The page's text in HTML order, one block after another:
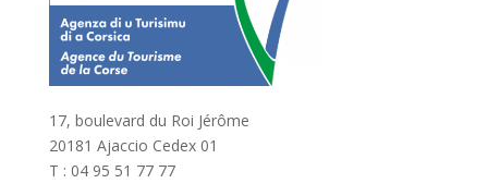
17, boulevard du Roi Jérôme
20181 Ajaccio Cedex 01
T : 04 95 51 77 77